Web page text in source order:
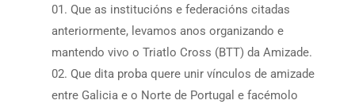
Que as institucións e federacións citadas
anteriormente, levamos anos organizando e
mantendo vivo o Triatlo Cross (BTT) da Amizade.
Que dita proba quere unir vínculos de amizade
entre Galicia e o Norte de Portugal e facémolo